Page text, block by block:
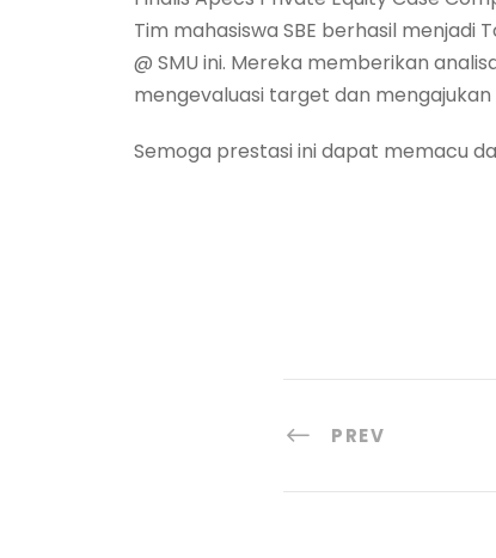
Tim mahasiswa SBE berhasil menjadi
@ SMU ini. Mereka memberikan
mengevaluasi target dan
Semoga prestasi ini dapat memacu
PREV